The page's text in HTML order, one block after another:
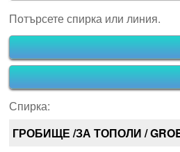
Потърсете спирка или линия.
Спирка:
ГРОБИЩЕ /ЗА ТОПОЛИ /